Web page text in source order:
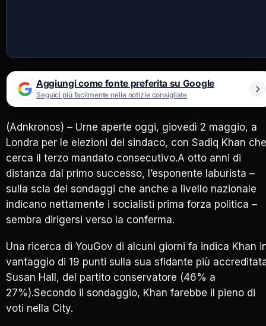
Aggiungi come fonte preferita su Google
Seguici più facilmente nelle notizie consigliate
(Adnkronos) – Urne aperte oggi, giovedì 2 maggio, a
Londra per le elezioni del sindaco, con Sadiq Khan che
cerca il terzo mandato consecutivo.A otto anni di
distanza dal primo successo, l’esponente laburista –
sulla scia dei sondaggi che anche a livello nazionale
indicano nettamente i socialisti prima forza politica –
sembra dirigersi verso la conferma.
Una ricerca di YouGov di alcuni giorni fa indica Khan
vantaggio di 19 punti sulla sua sfidante più
Susan Hall, del partito conservatore (46% a
27%).Secondo il sondaggio, Khan farebbe il pieno di
voti nella City.